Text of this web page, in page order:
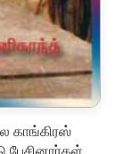
காங்கிரஸ்